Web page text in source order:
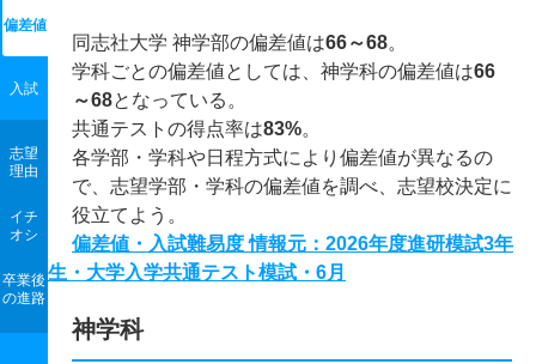
偏差値
入試
志望
理由
イチ
オシ
卒業後
の進路
同志社大学 神学部の偏差値は66～68。
学科ごとの偏差値としては、神学科の偏差値は66
～68となっている。
共通テストの得点率は83%。
各学部・学科や日程方式により偏差値が異なるの
で、志望学部・学科の偏差値を調べ、志望校決定に
役立てよう。
偏差値・入試難易度 情報元：2026年度進研模試3年
生・大学入学共通テスト模試・6月
神学科